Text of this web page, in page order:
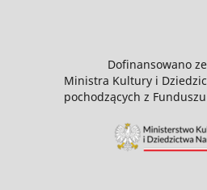
Dofinansowano
Ministra Kultury i
pochodzących z